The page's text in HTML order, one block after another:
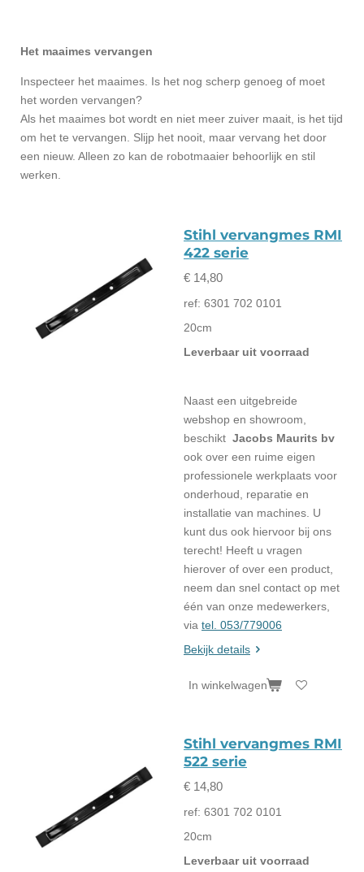
Het maaimes vervangen
Inspecteer het maaimes. Is het nog scherp genoeg of moet
het worden vervangen?
Als het maaimes bot wordt en niet meer zuiver maait, is het tijd
om het te vervangen. Slijp het nooit, maar vervang het door
een nieuw. Alleen zo kan de robotmaaier behoorlijk en stil
werken.
Stihl vervangmes RMI
422 serie
€ 14,80
ref: 6301 702 0101
20cm
Leverbaar uit voorraad
Naast een uitgebreide
webshop en showroom,
beschikt Jacobs Maurits bv
ook over een ruime eigen
professionele werkplaats voor
onderhoud, reparatie en
installatie van machines. U
kunt dus ook hiervoor bij ons
terecht! Heeft u vragen
hierover of over een product,
neem dan snel contact op met
één van onze medewerkers,
via tel. 053/779006
Bekijk details
In winkelwagen
Stihl vervangmes RMI
522 serie
€ 14,80
ref: 6301 702 0101
20cm
Leverbaar uit voorraad